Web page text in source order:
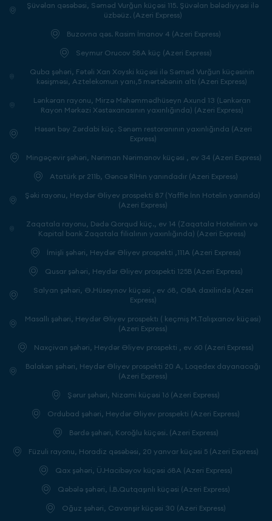
Şüvəlan qəsəbəsi, Səməd Vurğun küçəsi 115. Şüvəlan bələdiyyəsi ilə
üzbəüz. (Azeri Express)
Buzovna qəs. Rasim İmanov 4 (Azeri Express)
Seymur Orucov 58A küç (Azeri Express)
Quba şəhəri, Fətəli Xan Xoyski küçəsi ilə Səməd Vurğun küçəsinin
kəsişməsi, Aztelekomun yanı,5 mərtəbənin altı (Azeri Express)
Lənkəran rayonu, Mirzə Məhəmmədhüseyn Axund 13 (Lənkəran
Rayon Mərkəzi Xəstəxanasının yaxınlığında) (Azeri Express)
Həsən bəy Zərdabi küç. Sənəm restoranının yaxınlığında (Azeri
Express)
Mingəçevir şəhəri, Nəriman Nərimanov küçəsi , ev 34 (Azeri Express)
Atatürk pr 211b, Gəncə RİHın yanındadır (Azeri Express)
Şəki rayonu, Heydər Əliyev prospekti 87 (Yaffle İnn Hotelin yanında)
(Azeri Express)
Zaqatala rayonu, Dədə Qorqud küç., ev 14 (Zaqatala Hotelinin və
Kapital bank Zaqatala filialının yaxınlığında) (Azeri Express)
İmişli şəhəri, Heydər Əliyev prospekti ,111A (Azeri Express)
Qusar şəhəri, Heydər Əliyev prospekti 125B (Azeri Express)
Salyan şəhəri, Ə.Hüseynov küçəsi , ev 68, OBA daxilində (Azeri
Express)
Masallı şəhəri, Heydər Əliyev prospektı ( keçmiş M.Talışxanov küçəsi)
(Azeri Express)
Naxçivan şəhəri, Heydər Əliyev prospekti , ev 60 (Azeri Express)
Balakən şəhəri, Heydər Əliyev prospekti 20 A, Loqedex dayanacağı
(Azeri Express)
Şərur şəhəri, Nizami küçəsi 16 (Azeri Express)
Ordubad şəhəri, Heydər Əliyev prospekti (Azeri Express)
Bərdə şəhəri, Koroğlu küçəsi. (Azeri Express)
Füzuli rayonu, Horadiz qəsəbəsi, 20 yanvar küçəsi 5 (Azeri Express)
Qax şəhəri, Ü.Hacibəyov küçəsi 68A (Azeri Express)
Qəbələ şəhəri, İ.B.Qutqaşınlı küçəsi (Azeri Express)
Oğuz şəhəri, Cavanşir küçəsi 30 (Azeri Express)